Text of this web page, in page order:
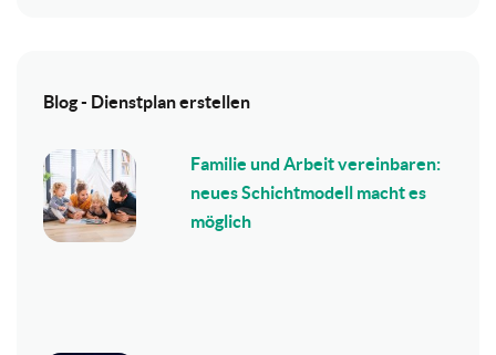
Blog - Dienstplan erstellen
Familie und Arbeit vereinbaren:
neues Schichtmodell macht es
möglich